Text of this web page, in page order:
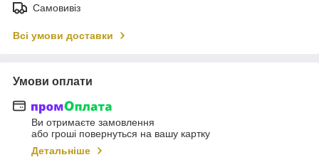
Самовивіз
Всі умови доставки
Умови оплати
Ви отримаєте замовлення
або гроші повернуться на вашу картку
Детальніше